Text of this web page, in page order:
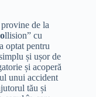
de la
llision” cu
optat pentru
și ușor de
și acoperă
unui accident
tău și